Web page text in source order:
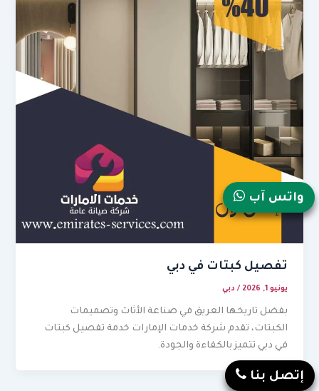
تفصيل كبتات في دبي
يونيو 1, 2026 / دبي
بفضل تاريخها العريق في صناعة الأثاث وتصميمات
الكبتات، تقدم شركة خدمات الإمارات خدمة تفصيل كبتات
في دبي تتميز بالكفاءة والجودة.
واتس آب
إتصل بنا